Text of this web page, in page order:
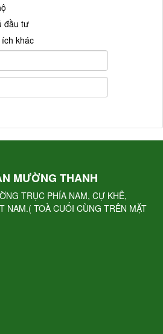
đầu tư
khác
MƯỜNG THANH
TRỤC PHÍA NAM, CỰ KHÊ,
NAM.( TOÀ CUỐI CÙNG TRÊN MẶT